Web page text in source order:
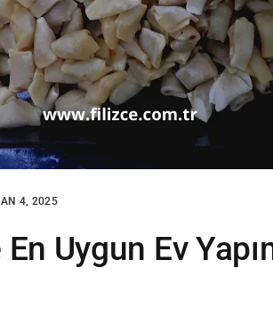
4, 2025
En Uygun Ev